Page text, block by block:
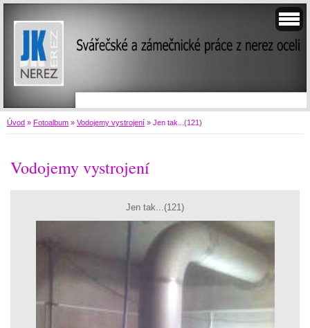
Úvod » Fotoalbum » Vodojemy vystrojení » Jen tak...(121)
Vodojemy vystrojení
Jen tak...(121)